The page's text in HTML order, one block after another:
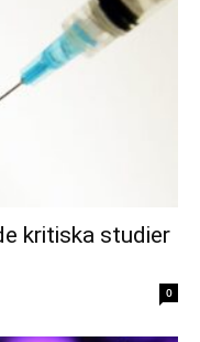
kritiska studier
0